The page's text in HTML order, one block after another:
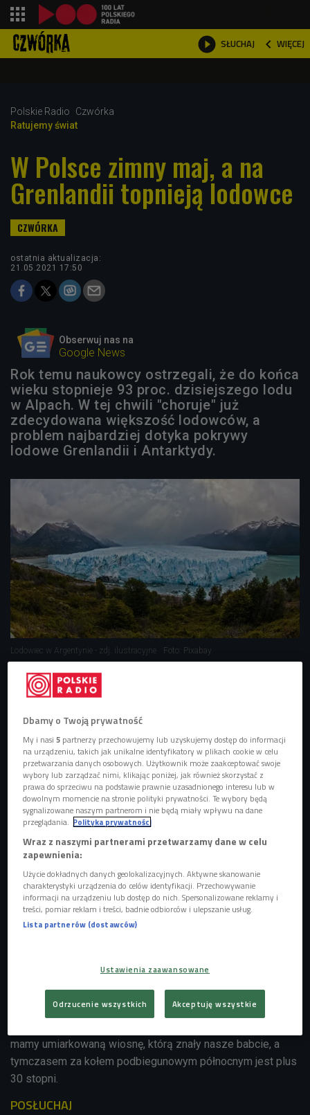
 SŁUCHAJ  WIĘCEJ

Polskie Radio
Czwórka
Ratujemy świat
W Polsce zimny maj, a na
Grenlandii topnieją lodowce
ostatnia aktualizacja:
21.05.2021 17:50
Obserwuj nas na
Google News
Rok temu naukowcy ostrzegali, że do końca
wieku stopnieje 93 proc. dzisiejszego lodu
w Alpach. W tej chwili "choruje" już
zdecydowana większość lodowców, a
problem najbardziej dotyka pokrywy
lodowe Grenlandii i Antarktydy.
Lodowiec w Argentynie - zdj. ilustracyjne Foto: Pixabay
#NonHazPlasticDiet. Stajemy się ludźmi z plastiku
U nas zimno, na biegunie upały
- Wydawałoby się, że ze względów klimatycznych i
większość z nas, wychodząc na swoje podwórko, nie widzi
globu, tylko termometr. A czasami tak jest, że w naszym
miejscu jest zimniej, niż bywało parę lat temu - wyjaśnia
mamy umiarkowaną wiosnę, którą znały nasze babcie, a
tymczasem za kołem podbiegunowym północnym jest plus
30 stopni.
POSŁUCHAJ
Dbamy o Twoją prywatność
My i nasi5 partnerzy przechowujemy lub uzyskujemy dostęp do informacji
na urządzeniu, takich jak unikalne identyfikatory w plikach cookie w celu
przetwarzania danych osobowych. Użytkownik może zaakceptować swoje
wybory lub zarządzać nimi, klikając poniżej, jak również skorzystać z
prawa do sprzeciwu na podstawie prawnie uzasadnionego interesu lub w
dowolnym momencie na stronie polityki prywatności. Te wybory będą
sygnalizowane naszym partnerom i nie będą miały wpływu na dane
przeglądania. Polityka prywatności
Wraz z naszymi partnerami przetwarzamy dane w celu
zapewnienia:
Użycie dokładnych danych geolokalizacyjnych. Aktywne skanowanie
charakterystyki urządzenia do celów identyfikacji. Przechowywanie
informacji na urządzeniu lub dostęp do nich. Spersonalizowane reklamy i
treści, pomiar reklam i treści, badnie odbiorców i ulepszanie usług.
Lista partnerów (dostawców)
Ustawienia zaawansowane
Odrzucenie wszystkich Akceptuję wszystkie